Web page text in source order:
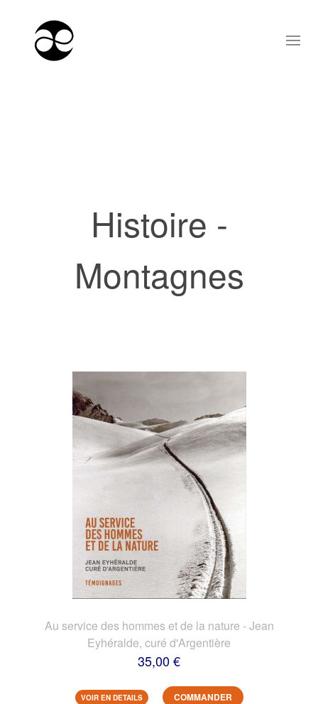
Histoire -
Montagnes
Au service des hommes et de la nature - Jean
Eyhéralde, curé d'Argentière
35,00 €
VOIR EN DETAILS COMMANDER